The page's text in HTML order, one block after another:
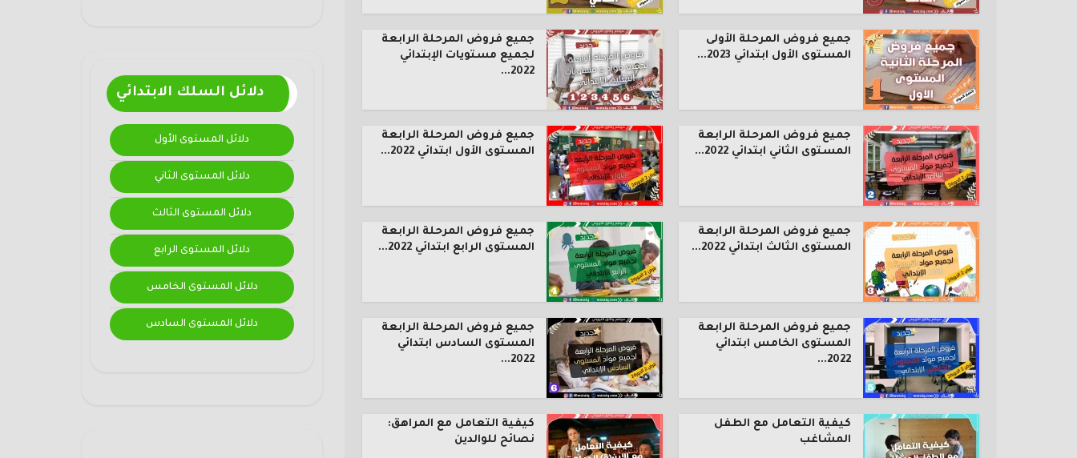
دلائل السلك الابتدائي
دلائل المستوى الأول
دلائل المستوى الثاني
دلائل المستوى الثالث
دلائل المستوى الرابع
دلائل المستوى الخامس
دلائل المستوى السادس
جميع فروض المرحلة الأولى
المستوى الأول ابتدائي 2023...
جميع فروض المرحلة الرابعة
لجميع مستويات الإبتدائي
2022...
جميع فروض المرحلة الرابعة
المستوى الثاني ابتدائي 2022...
جميع فروض المرحلة الرابعة
المستوى الأول ابتدائي 2022...
جميع فروض المرحلة الرابعة
المستوى الثالث ابتدائي 2022...
جميع فروض المرحلة الرابعة
المستوى الرابع ابتدائي 2022...
جميع فروض المرحلة الرابعة
المستوى الخامس ابتدائي
2022...
جميع فروض المرحلة الرابعة
المستوى السادس ابتدائي
2022...
كيفية التعامل مع الطفل
المشاغب
كيفية التعامل مع المراهق:
نصائح للوالدين